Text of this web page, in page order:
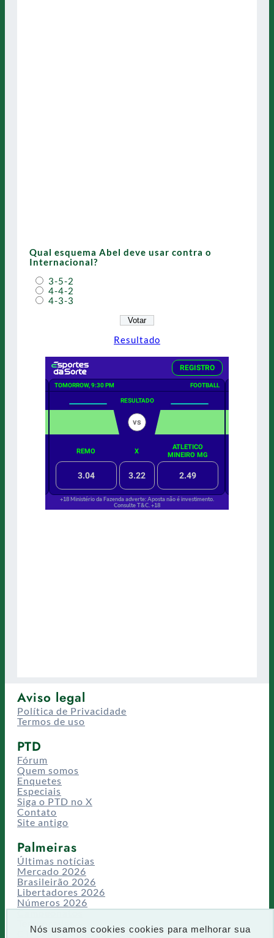
Nós usamos cookies cookies para melhorar sua
Qual esquema Abel deve usar contra o
Internacional?
3-5-2
4-4-2
4-3-3
Resultado
Aviso legal
Política de Privacidade
Termos de uso
PTD
Fórum
Quem somos
Enquetes
Especiais
Siga o PTD no X
Contato
Site antigo
Palmeiras
Últimas notícias
Mercado 2026
Brasileirão 2026
Libertadores 2026
Números 2026
Campeonatos
CT/Centro de Excelência